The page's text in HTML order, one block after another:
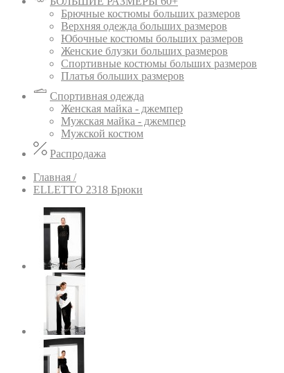
Брючные костюмы больших размеров
Верхняя одежда больших размеров
Юбочные костюмы больших размеров
Женские блузки больших размеров
Спортивные костюмы больших размеров
Платья больших размеров
Спортивная одежда
Женская майка - джемпер
Мужская майка - джемпер
Мужской костюм
Распродажа
Главная /
ELLETTO 2318 Брюки